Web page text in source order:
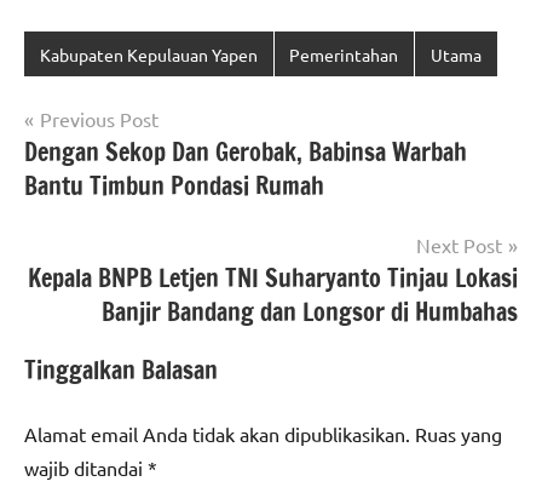
Kabupaten Kepulauan Yapen Pemerintahan Utama
Navigasi
pos
Previous Post
Dengan Sekop Dan Gerobak, Babinsa Warbah
Bantu Timbun Pondasi Rumah
Next Post
Kepala BNPB Letjen TNI Suharyanto Tinjau Lokasi
Banjir Bandang dan Longsor di Humbahas
Tinggalkan Balasan
Alamat email Anda tidak akan dipublikasikan. Ruas yang
wajib ditandai *